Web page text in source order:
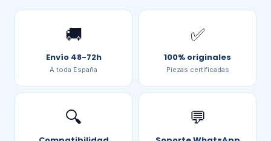
🚚
Envío 48-72h
A toda España
✅
100% originales
Piezas certificadas
🔍 💬